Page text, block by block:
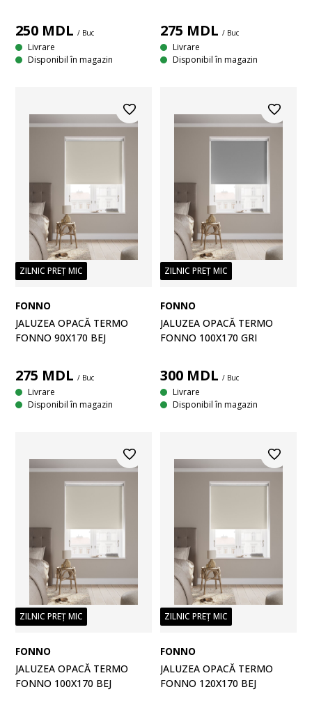
250 MDL / Buc
Livrare
Disponibil în magazin
275 MDL / Buc
Livrare
Disponibil în magazin
ZILNIC PREȚ MIC
FONNO
JALUZEA OPACĂ TERMO
FONNO 90X170 BEJ
275 MDL / Buc
Livrare
Disponibil în magazin
ZILNIC PREȚ MIC
FONNO
JALUZEA OPACĂ TERMO
FONNO 100X170 GRI
300 MDL / Buc
Livrare
Disponibil în magazin
ZILNIC PREȚ MIC
FONNO
JALUZEA OPACĂ TERMO
FONNO 100X170 BEJ
ZILNIC PREȚ MIC
FONNO
JALUZEA OPACĂ TERMO
FONNO 120X170 BEJ